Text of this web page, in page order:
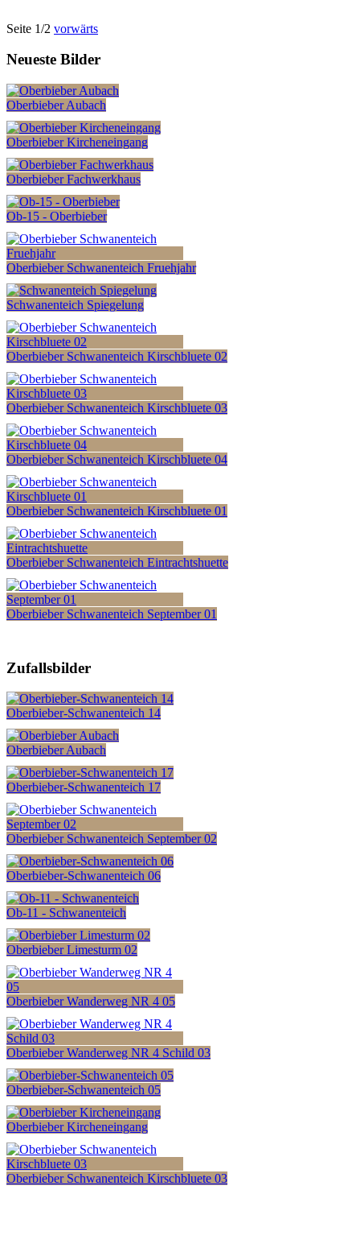
Seite 1/2 vorwärts
Neueste Bilder
Oberbieber Aubach
Oberbieber Kircheneingang
Oberbieber Fachwerkhaus
Ob-15 - Oberbieber
Oberbieber Schwanenteich Fruehjahr
Schwanenteich Spiegelung
Oberbieber Schwanenteich Kirschbluete 02
Oberbieber Schwanenteich Kirschbluete 03
Oberbieber Schwanenteich Kirschbluete 04
Oberbieber Schwanenteich Kirschbluete 01
Oberbieber Schwanenteich Eintrachtshuette
Oberbieber Schwanenteich September 01
Zufallsbilder
Oberbieber-Schwanenteich 14
Oberbieber Aubach
Oberbieber-Schwanenteich 17
Oberbieber Schwanenteich September 02
Oberbieber-Schwanenteich 06
Ob-11 - Schwanenteich
Oberbieber Limesturm 02
Oberbieber Wanderweg NR 4 05
Oberbieber Wanderweg NR 4 Schild 03
Oberbieber-Schwanenteich 05
Oberbieber Kircheneingang
Oberbieber Schwanenteich Kirschbluete 03